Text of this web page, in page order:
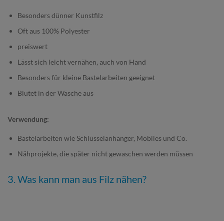
Besonders dünner Kunstfilz
Oft aus 100% Polyester
preiswert
Lässt sich leicht vernähen, auch von Hand
Besonders für kleine Bastelarbeiten geeignet
Blutet in der Wäsche aus
Verwendung:
Bastelarbeiten wie Schlüsselanhänger, Mobiles und Co.
Nähprojekte, die später nicht gewaschen werden müssen
3. Was kann man aus Filz nähen?